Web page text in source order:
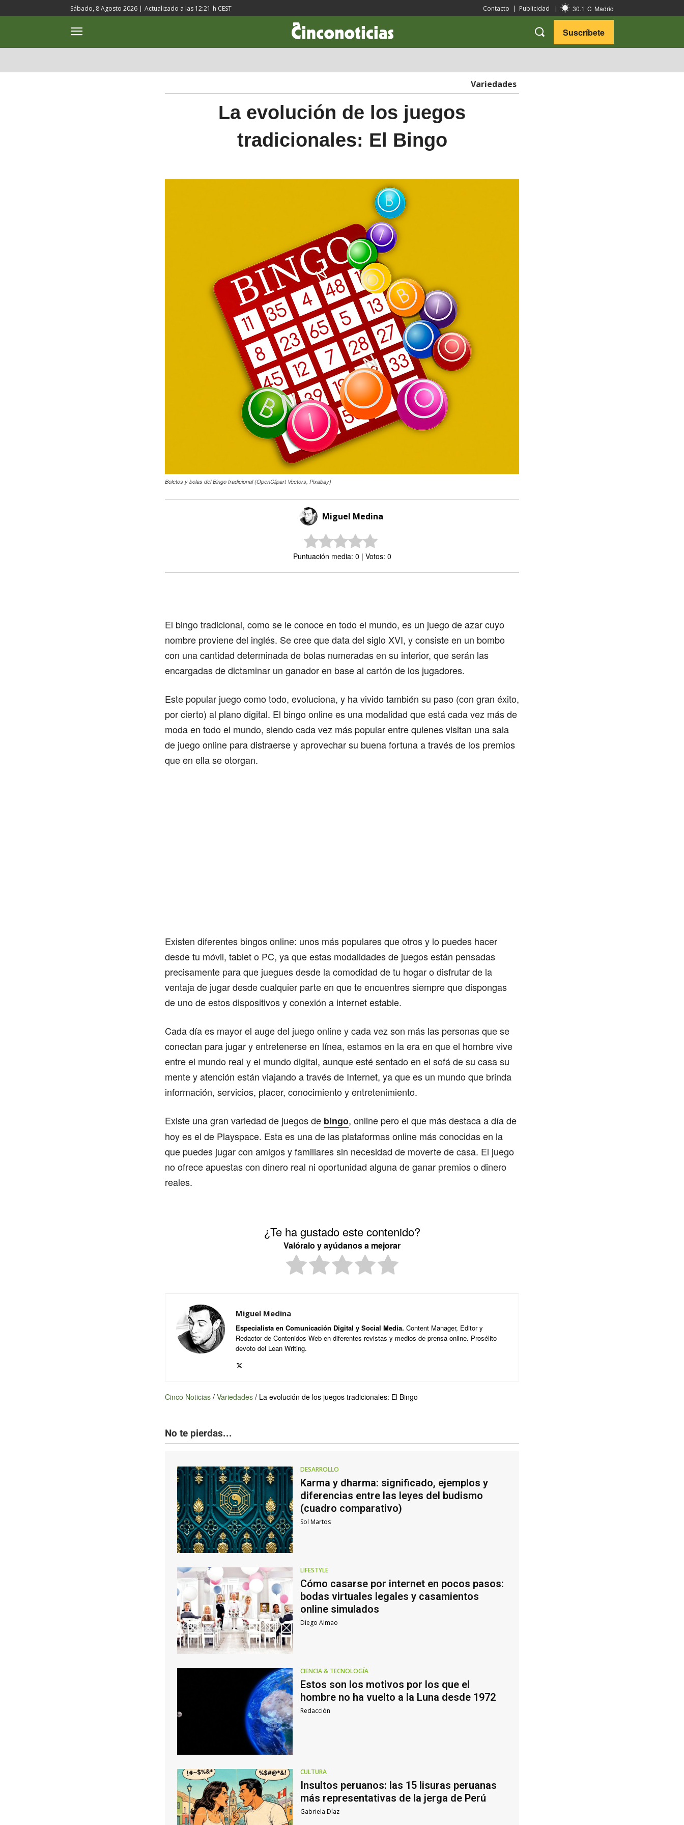
Sábado, 8 Agosto 2026 | Actualizado a las 12:21 h CEST Contacto | Publicidad | 30.1 C Madrid
Suscríbete
Variedades
La evolución de los juegos
tradicionales: El Bingo
Boletos y bolas del Bingo tradicional (OpenClipart Vectors, Pixabay)
Miguel Medina
Puntuación media: 0 | Votos: 0
El bingo tradicional, como se le conoce en todo el mundo, es un juego de azar cuyo
nombre proviene del inglés. Se cree que data del siglo XVI, y consiste en un bombo
con una cantidad determinada de bolas numeradas en su interior, que serán las
encargadas de dictaminar un ganador en base al cartón de los jugadores.
Este popular juego como todo, evoluciona, y ha vivido también su paso (con gran éxito,
por cierto) al plano digital. El bingo online es una modalidad que está cada vez más de
moda en todo el mundo, siendo cada vez más popular entre quienes visitan una sala
de juego online para distraerse y aprovechar su buena fortuna a través de los premios
que en ella se otorgan.
Existen diferentes bingos online: unos más populares que otros y lo puedes hacer
desde tu móvil, tablet o PC, ya que estas modalidades de juegos están pensadas
precisamente para que juegues desde la comodidad de tu hogar o disfrutar de la
ventaja de jugar desde cualquier parte en que te encuentres siempre que dispongas
de uno de estos dispositivos y conexión a internet estable.
Cada día es mayor el auge del juego online y cada vez son más las personas que se
conectan para jugar y entretenerse en línea, estamos en la era en que el hombre vive
entre el mundo real y el mundo digital, aunque esté sentado en el sofá de su casa su
mente y atención están viajando a través de Internet, ya que es un mundo que brinda
información, servicios, placer, conocimiento y entretenimiento.
Existe una gran variedad de juegos de bingo, online pero el que más destaca a día de
hoy es el de Playspace. Esta es una de las plataformas online más conocidas en la
que puedes jugar con amigos y familiares sin necesidad de moverte de casa. El juego
no ofrece apuestas con dinero real ni oportunidad alguna de ganar premios o dinero
reales.
¿Te ha gustado este contenido?
Valóralo y ayúdanos a mejorar
Miguel Medina
Especialista en Comunicación Digital y Social Media. Content Manager, Editor y
Redactor de Contenidos Web en diferentes revistas y medios de prensa online. Prosélito
devoto del Lean Writing.
Cinco Noticias / Variedades / La evolución de los juegos tradicionales: El Bingo
No te pierdas...
DESARROLLO
Karma y dharma: significado, ejemplos y
diferencias entre las leyes del budismo
(cuadro comparativo)
Sol Martos
LIFESTYLE
Cómo casarse por internet en pocos pasos:
bodas virtuales legales y casamientos
online simulados
Diego Almao
CIENCIA & TECNOLOGÍA
Estos son los motivos por los que el
hombre no ha vuelto a la Luna desde 1972
Redacción
CULTURA
Insultos peruanos: las 15 lisuras peruanas
más representativas de la jerga de Perú
Gabriela Díaz